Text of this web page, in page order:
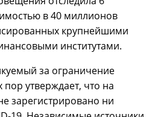
в 40 миллионов
крупнейшими
институтами.
за ограничение
утверждает, что на
зарегистрировано ни